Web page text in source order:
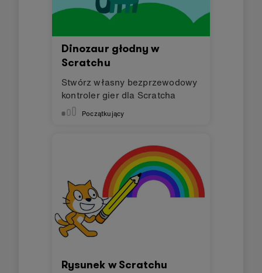
Dinozaur głodny w
Scratchu
Stwórz własny bezprzewodowy
kontroler gier dla Scratcha
Początkujący
Rysunek w Scratchu